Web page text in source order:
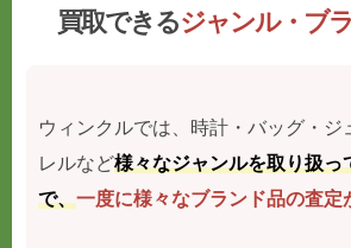
買取できるジャンル・ブ
ウィンクルでは、時計・バッグ・ジ
レルなど様々なジャンルを取り扱っ
で、一度に様々なブランド品の査定